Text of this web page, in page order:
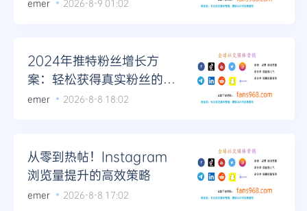
emer 2026-8-9 01:02
2024年推特粉丝增长方
案：轻松获得真实粉丝的秘
籍
emer 2026-8-8 18:02
从零到热帖！Instagram
浏览量提升的高效策略
emer 2026-8-8 17:02